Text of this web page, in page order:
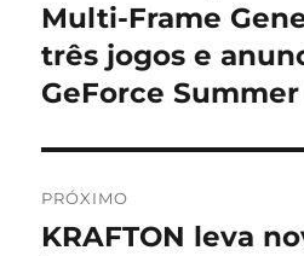
Post
anterior:
Multi-Frame
três jogos e
GeForce
PRÓXIMO
Próximo
KRAFTON leva